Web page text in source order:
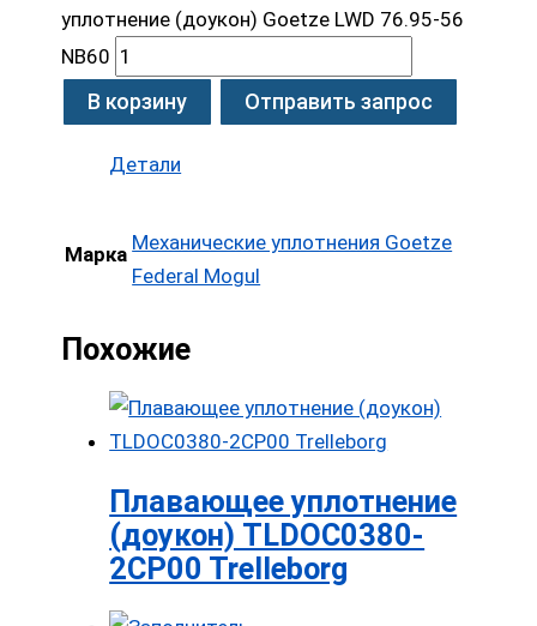
уплотнение (доукон) Goetze LWD 76.95-56
NB60
В корзину Отправить запрос
Детали
Марка Механические уплотнения Goetze
Federal Mogul
Похожие
Плавающее уплотнение
(доукон) TLDOC0380-
2CP00 Trelleborg